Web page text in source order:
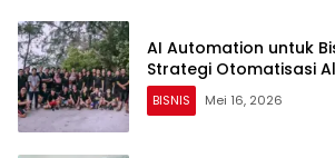
AI Automation untuk
Strategi Otomatisasi
BISNIS Mei 16, 2026